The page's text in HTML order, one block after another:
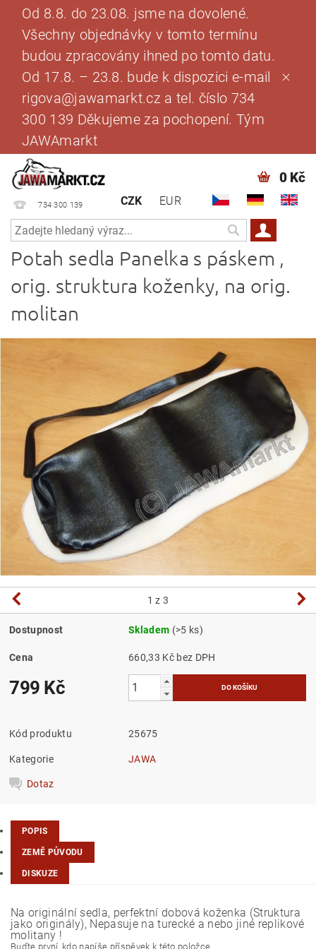
Od 8.8. do 23.08. jsme na dovolené.
Všechny objednávky v tomto termínu
budou zpracovány ihned po tomto datu.
Od 17.8. – 23.8. bude k dispozici e-mail
rigova@jawamarkt.cz a tel. číslo 734
300 139 Děkujeme za pochopení. Tým
JAWAmarkt
734 300 139 CZK EUR
0 Kč
Potah sedla Panelka s páskem ,
orig. struktura koženky, na orig.
molitan
1 z 3
Dostupnost Skladem (>5 ks)
Cena 660,33 Kč bez DPH
799 Kč
Kód produktu 25675
Kategorie JAWA
Dotaz
POPIS
ZEMĚ PŮVODU
DISKUZE
Na originální sedla, perfektní dobová koženka (Struktura
jako originály), Nepasuje na turecké a nebo jiné replikové
molitany !
Buďte první, kdo napíše příspěvek k této položce.